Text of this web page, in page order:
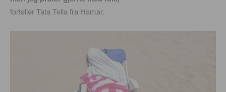
forteller Tata Tella fra Hamar.